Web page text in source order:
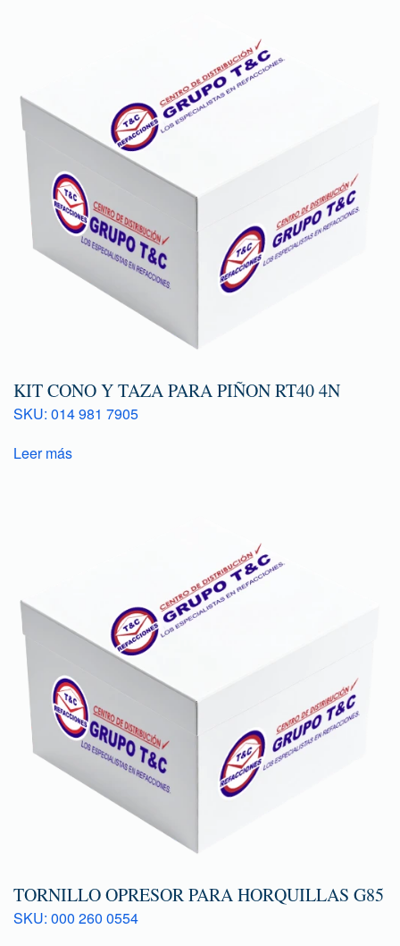
KIT CONO Y TAZA PARA PIÑON RT40 4N
SKU: 014 981 7905
Leer más
TORNILLO OPRESOR PARA HORQUILLAS G85
SKU: 000 260 0554